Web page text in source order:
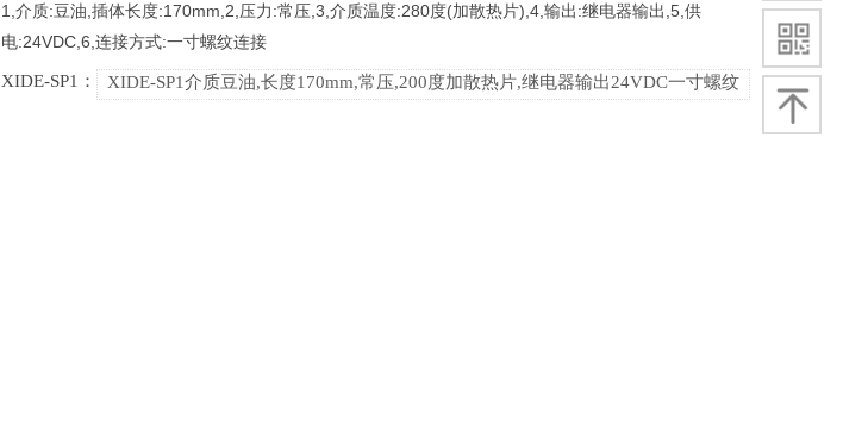
1,介质:豆油,插体长度:170mm,2,压力:常压,3,介质温度:280度(加散热片),4,输出:继电器输出,5,供
电:24VDC,6,连接方式:一寸螺纹连接
XIDE-SP1： XIDE-SP1介质豆油,长度170mm,常压,200度加散热片,继电器输出24VDC一寸螺纹